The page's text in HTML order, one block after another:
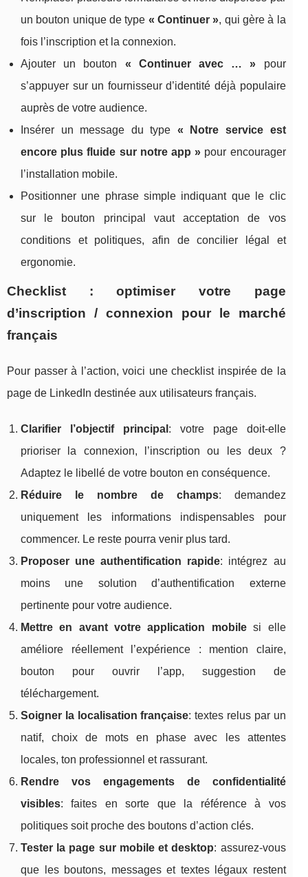
un bouton unique de type « Continuer », qui gère à la
fois l’inscription et la connexion.
Ajouter un bouton « Continuer avec … » pour
s’appuyer sur un fournisseur d’identité déjà populaire
auprès de votre audience.
Insérer un message du type « Notre service est
encore plus fluide sur notre app » pour encourager
l’installation mobile.
Positionner une phrase simple indiquant que le clic
sur le bouton principal vaut acceptation de vos
conditions et politiques, afin de concilier légal et
ergonomie.
Checklist : optimiser votre page
d’inscription / connexion pour le marché
français
Pour passer à l’action, voici une checklist inspirée de la
page de LinkedIn destinée aux utilisateurs français.
Clarifier l’objectif principal : votre page doit-elle
prioriser la connexion, l’inscription ou les deux ?
Adaptez le libellé de votre bouton en conséquence.
Réduire le nombre de champs: demandez
uniquement les informations indispensables pour
commencer. Le reste pourra venir plus tard.
Proposer une authentification rapide: intégrez au
moins une solution d’authentification externe
pertinente pour votre audience.
Mettre en avant votre application mobilesi elle
améliore réellement l’expérience : mention claire,
bouton pour ouvrir l’app, suggestion de
téléchargement.
Soigner la localisation française: textes relus par un
natif, choix de mots en phase avec les attentes
locales, ton professionnel et rassurant.
Rendre vos engagements de confidentialité
visibles: faites en sorte que la référence à vos
politiques soit proche des boutons d’action clés.
Tester la page sur mobile et desktop: assurez-vous
que les boutons, messages et textes légaux restent